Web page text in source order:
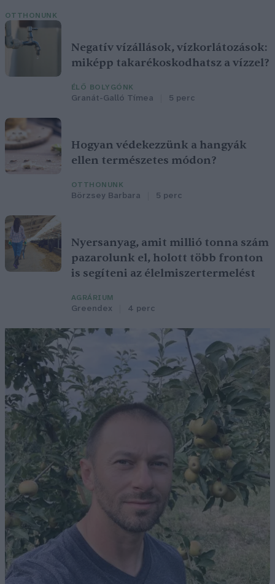
OTTHONUNK
Negatív vízállások, vízkorlátozások:
miképp takarékoskodhatsz a vízzel?
ÉLŐ BOLYGÓNK
Granát-Galló Tímea 5 perc
Hogyan védekezzünk a hangyák
ellen természetes módon?
OTTHONUNK
Börzsey Barbara 5 perc
Nyersanyag, amit millió tonna szám
pazarolunk el, holott több fronton
is segíteni az élelmiszertermelést
AGRÁRIUM
Greendex 4 perc